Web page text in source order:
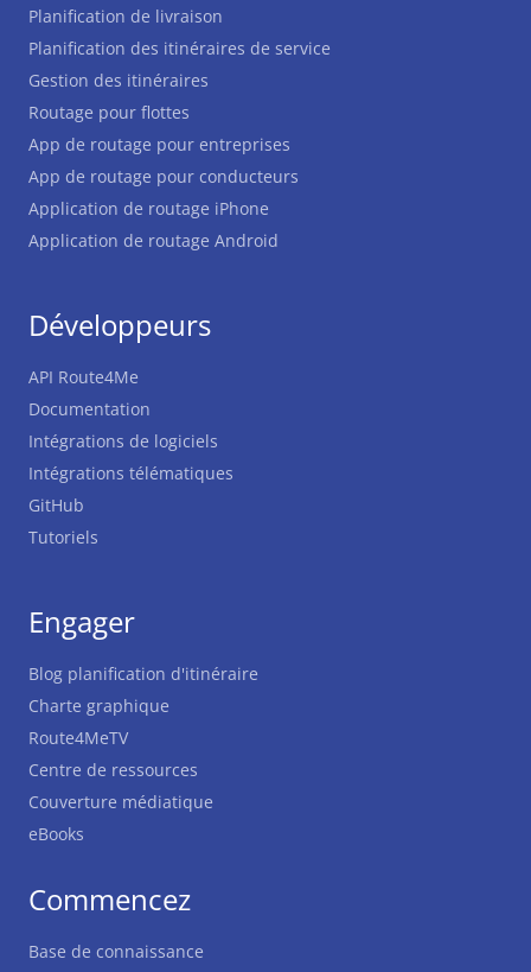
Planification de livraison
Planification des itinéraires de service
Gestion des itinéraires
Routage pour flottes
App de routage pour entreprises
App de routage pour conducteurs
Application de routage iPhone
Application de routage Android
Commencez
Base de connaissance
Développeurs
API Route4Me
Documentation
Intégrations de logiciels
Intégrations télématiques
GitHub
Tutoriels
Engager
Blog planification d'itinéraire
Charte graphique
Route4MeTV
Centre de ressources
Couverture médiatique
eBooks